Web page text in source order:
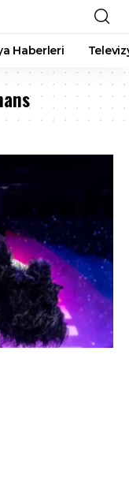
Haberleri